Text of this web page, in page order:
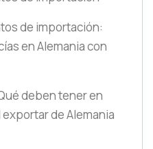
de importación:
en Alemania con
deben tener en
de Alemania